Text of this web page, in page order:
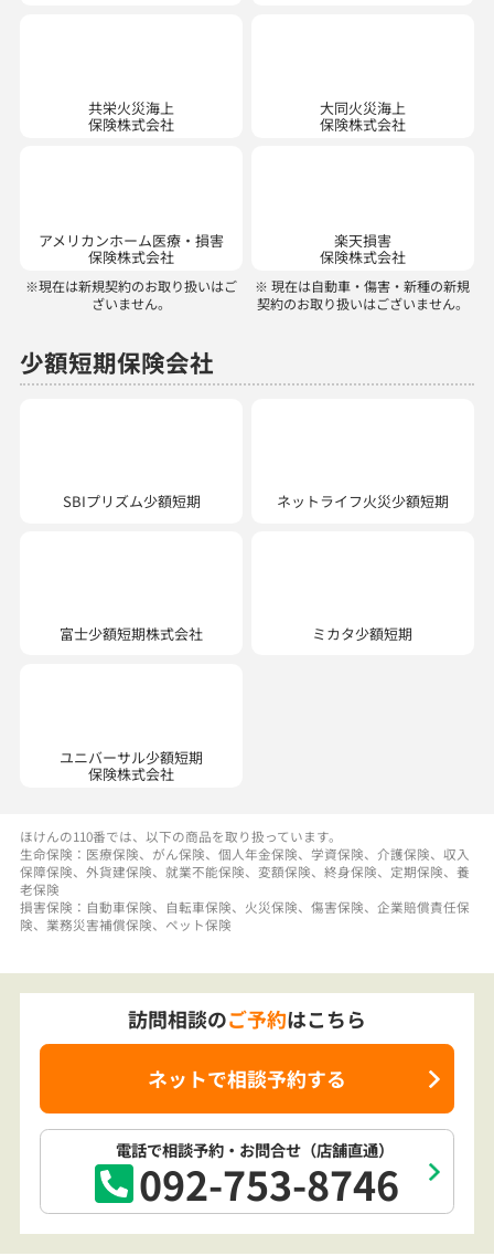
少額短期保険会社
SBIプリズム少額短期
ミカタ少額短期
ユニバーサル少額短期
保障保険、外貨建保険、就業不能保険、変額保険、終身保険、定期保険、養
092-753-8746
訪問相談のご予約はこちら
ネットで相談予約する
訪問相談でも